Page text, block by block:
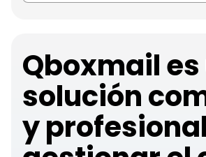
Qboxmail
solución
y